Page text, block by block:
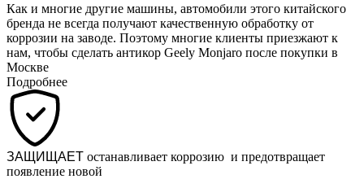
Как и многие другие машины, автомобили этого китайского
бренда не всегда получают качественную обработку от
коррозии на заводе. Поэтому многие клиенты приезжают к
нам, чтобы сделать антикор Geely Monjaro после покупки в
Москве
Подробнее
ЗАЩИЩАЕТ останавливает коррозию и предотвращает
появление новой